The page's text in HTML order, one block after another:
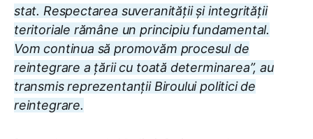
stat. Respectarea suveranității și integrității
teritoriale rămâne un principiu fundamental.
Vom continua să promovăm procesul de
reintegrare a țării cu toată determinarea”, au
transmis reprezentanții Biroului politici de
reintegrare.